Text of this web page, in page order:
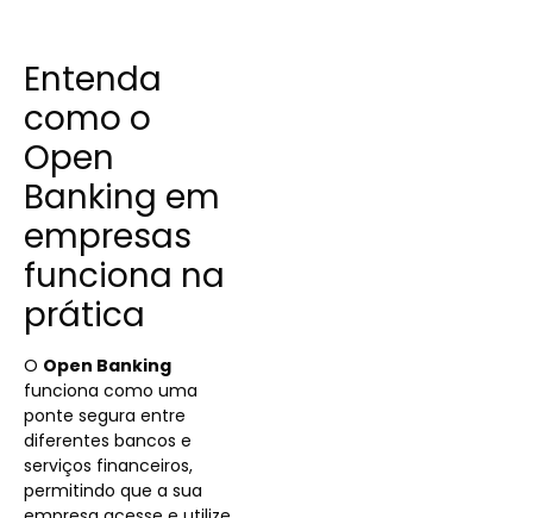
Entenda
como o
Open
Banking em
empresas
funciona na
prática
O Open Banking
funciona como uma
ponte segura entre
diferentes bancos e
serviços financeiros,
permitindo que a sua